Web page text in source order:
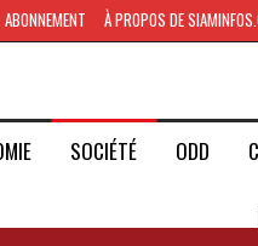
ABONNEMENT À PROPOS DE
SOCIÉTÉ ODD